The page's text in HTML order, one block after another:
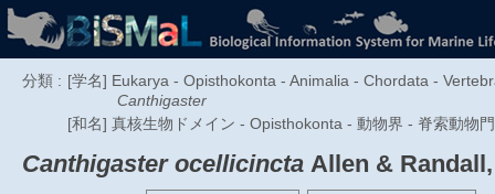
分類 : [学名] Eukarya - Opisthokonta - Animalia - Chordata -
Canthigaster
[和名] 真核生物ドメイン - Opisthokonta - 動物界 - 脊索動物
Canthigaster ocellicincta Allen &